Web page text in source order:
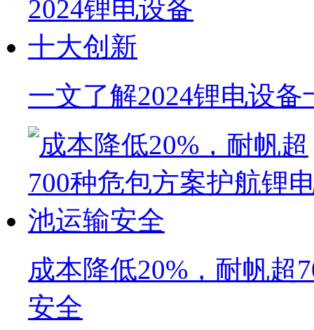
一文了解2024锂电设备
成本降低20%，耐帆超
安全